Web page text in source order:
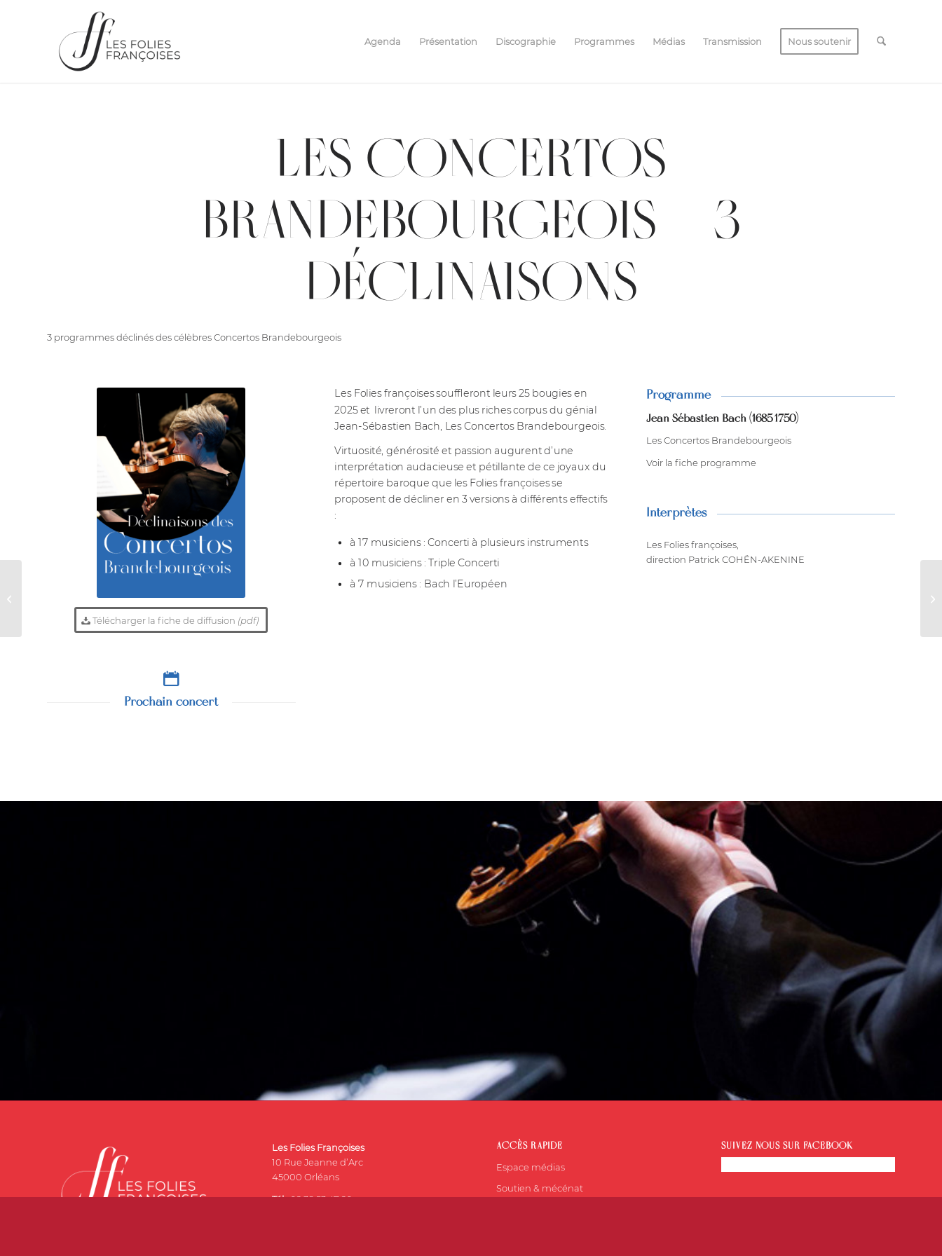
Agenda Présentation Discographie Programmes Médias Transmission Nous soutenir
LES CONCERTOS
BRANDEBOURGEOIS – 3
DÉCLINAISONS
3 programmes déclinés des célèbres Concertos Brandebourgeois
Télécharger la fiche de diffusion (pdf)
Prochain concert
Les Folies françoises souffleront leurs 25 bougies en
2025 et livreront l’un des plus riches corpus du génial
Jean-Sébastien Bach, Les Concertos Brandebourgeois.
Virtuosité, générosité et passion augurent d’une
interprétation audacieuse et pétillante de ce joyaux du
répertoire baroque que les Folies françoises se
proposent de décliner en 3 versions à différents effectifs
:
à 17 musiciens : Concerti à plusieurs instruments
à 10 musiciens : Triple Concerti
à 7 musiciens : Bach l’Européen
Programme
Jean-Sébastien Bach (1685-1750)
Les Concertos Brandebourgeois
Voir la fiche programme
Interprètes
Les Folies françoises,
direction Patrick COHËN-AKENINE
Les Folies Françoises
10 Rue Jeanne d’Arc
45000 Orléans
Tél :02 38 53 47 20
ACCÈS RAPIDE
Espace médias
Soutien & mécénat
SUIVEZ-NOUS SUR FACEBOOK
BRANDEBOURGEOIS